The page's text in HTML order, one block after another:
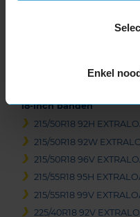
Enkel
215/55R17 94T
18-inch banden
215/50R18 92H
215/50R18 92W
215/50R18 96V
215/55R18 95H
215/55R18 99V
225/40R18 92V